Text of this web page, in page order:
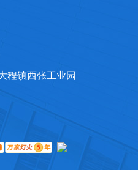
程镇西张工业园